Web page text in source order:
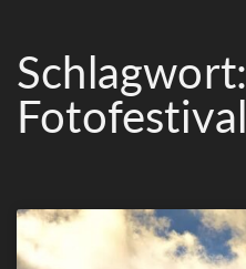
Schlagwort:
Fotofestival